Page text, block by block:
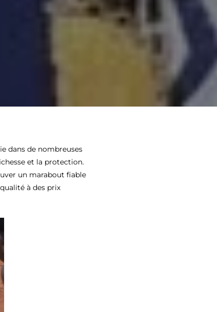
dans de nombreuses
et la protection.
un marabout fiable
à des prix